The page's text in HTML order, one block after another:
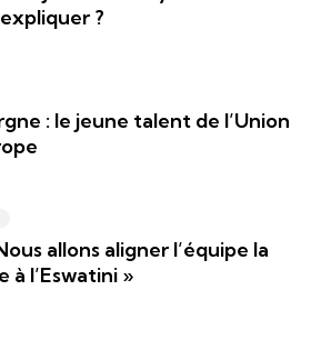
?
: le jeune talent de l’Union
allons aligner l’équipe la
l’Eswatini »